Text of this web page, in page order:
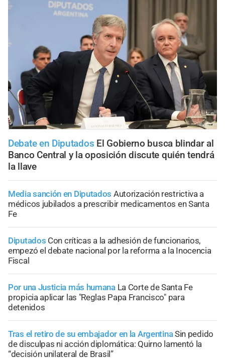
Debate en Diputados El Gobierno busca blindar al
Banco Central y la oposición discute quién tendrá
la llave
Media sanción en Diputados Autorización restrictiva a
médicos jubilados a prescribir medicamentos en Santa
Fe
Diputados Con críticas a la adhesión de funcionarios,
empezó el debate nacional por la reforma a la Inocencia
Fiscal
Por una Justicia más humana La Corte de Santa Fe
propicia aplicar las "Reglas Papa Francisco" para
detenidos
Tras el retiro de su embajador en la ArgentinaSin pedido
de disculpas ni acción diplomática: Quirno lamentó la
“decisión unilateral de Brasil”